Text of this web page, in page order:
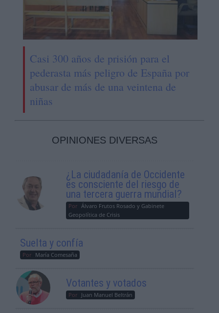
Casi 300 años de prisión para el
pederasta más peligro de España por
abusar de más de una veintena de
niñas
OPINIONES DIVERSAS
¿La ciudadanía de Occidente
es consciente del riesgo de
una tercera guerra mundial?
Por Álvaro Frutos Rosado y Gabinete
Geopolítica de Crisis
Suelta y confía
Por María Comesaña
Votantes y votados
Por Juan Manuel Beltrán